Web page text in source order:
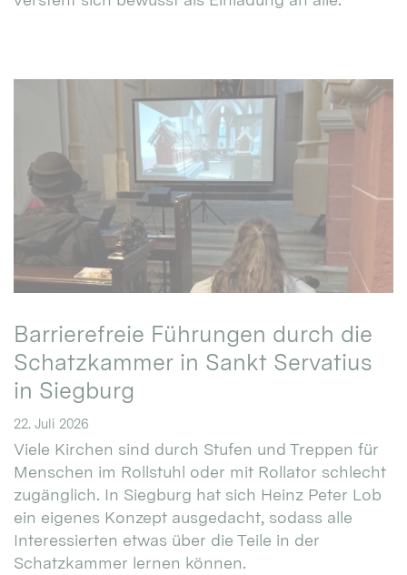
Barrierefreie Führungen durch die
Schatzkammer in Sankt Servatius
in Siegburg
22. Juli 2026
Viele Kirchen sind durch Stufen und Treppen für
Menschen im Rollstuhl oder mit Rollator schlecht
zugänglich. In Siegburg hat sich Heinz Peter Lob
ein eigenes Konzept ausgedacht, sodass alle
Interessierten etwas über die Teile in der
Schatzkammer lernen können.